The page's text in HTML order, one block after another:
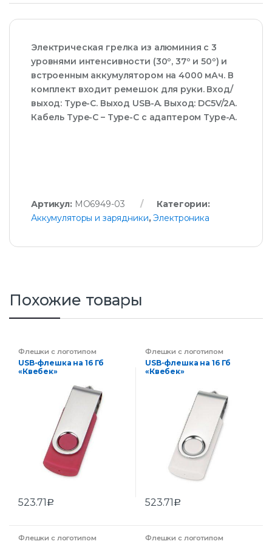
Электрическая грелка из алюминия с 3
уровнями интенсивности (30º, 37º и 50º) и
встроенным аккумулятором на 4000 мАч. В
комплект входит ремешок для руки. Вход/
выход: Type-C. Выход USB-A. Выход: DC5V/2A.
Кабель Type-C – Type-C с адаптером Type-A.
Артикул: MO6949-03
Категории:
Аккумуляторы и зарядники,Электроника
Похожие товары
Флешки с логотипом
компании на заказ,
Электроника
USB-флешка на 16 Гб
«Квебек»
523.71 Р
Флешки с логотипом
компании на заказ,
Электроника
USB-флешка на 16 Гб
«Квебек»
523.71 Р
Флешки с логотипом Флешки с логотипом